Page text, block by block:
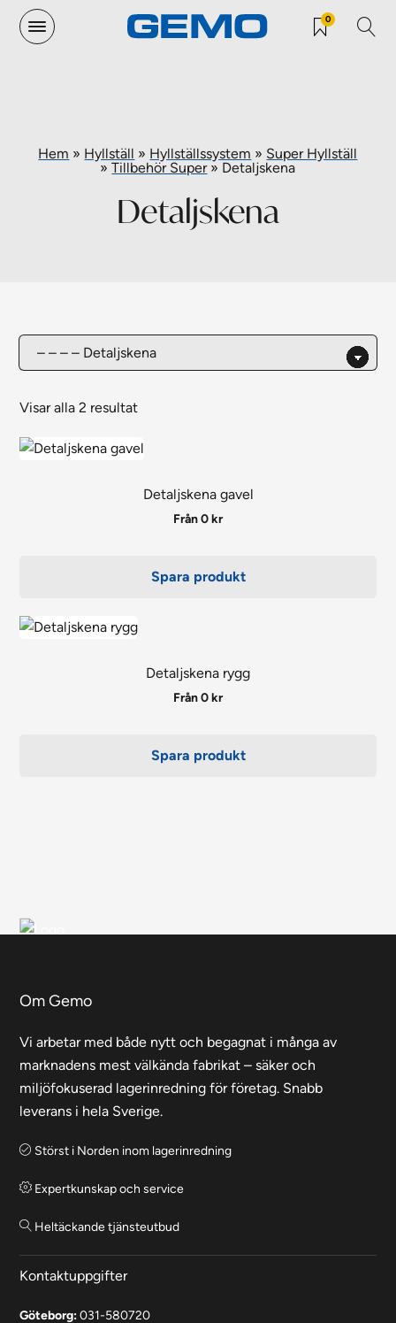
0
Hem » Hyllställ » Hyllställssystem » Super Hyllställ
»Tillbehör Super» Detaljskena
Detaljskena
Visar alla 2 resultat
Detaljskena gavel
Från0kr
Spara produkt
Den
alternativen
Detaljskena rygg
Från0kr
Spara produkt
Den
Om Gemo
Vi arbetar med både nytt och begagnat i många av
marknadens mest välkända fabrikat – säker och
miljöfokuserad lagerinredning för företag. Snabb
leverans i hela Sverige.
Störst i Norden inom lagerinredning
Expertkunskap och service
Heltäckande tjänsteutbud
Kontaktuppgifter
Göteborg:031-580720